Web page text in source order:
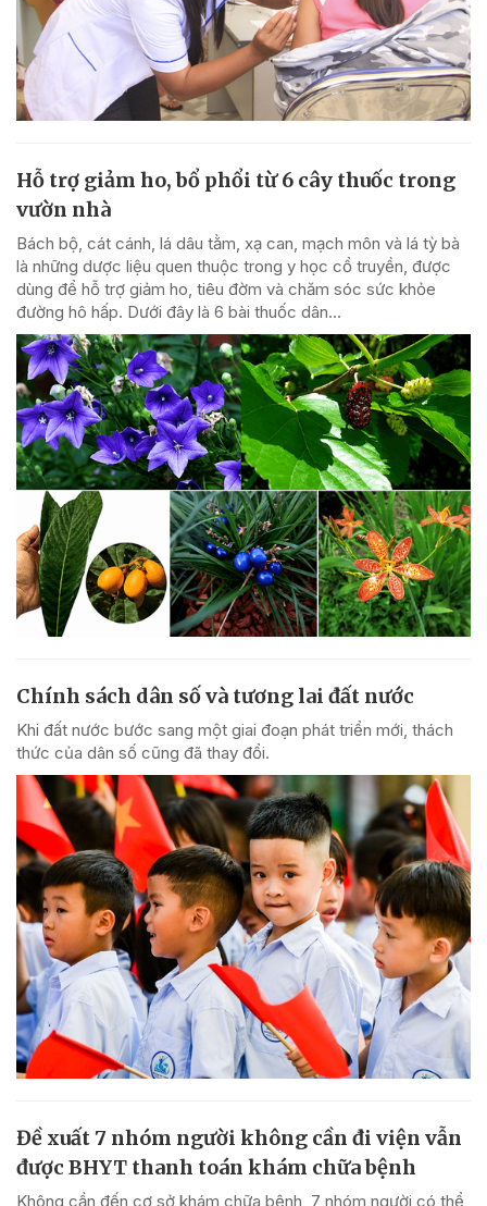
Hỗ trợ giảm ho, bổ phổi từ 6 cây thuốc trong
vườn nhà
Bách bộ, cát cánh, lá dâu tằm, xạ can, mạch môn và lá tỳ bà
là những dược liệu quen thuộc trong y học cổ truyền, được
dùng để hỗ trợ giảm ho, tiêu đờm và chăm sóc sức khỏe
đường hô hấp. Dưới đây là 6 bài thuốc dân...
Chính sách dân số và tương lai đất nước
Khi đất nước bước sang một giai đoạn phát triển mới, thách
thức của dân số cũng đã thay đổi.
Đề xuất 7 nhóm người không cần đi viện vẫn
được BHYT thanh toán khám chữa bệnh
Không cần đến cơ sở khám chữa bệnh, 7 nhóm người có thể